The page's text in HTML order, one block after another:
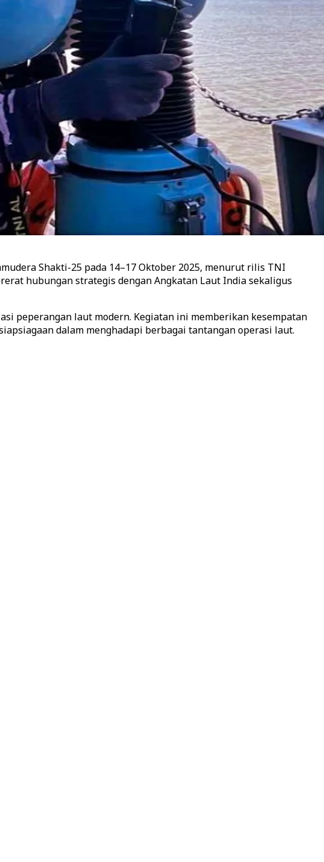
Shakti-25 pada 14–17 Oktober 2025, menurut rilis TNI
hubungan strategis dengan Angkatan Laut India sekaligus
peperangan laut modern. Kegiatan ini memberikan kesempatan
dalam menghadapi berbagai tantangan operasi laut.